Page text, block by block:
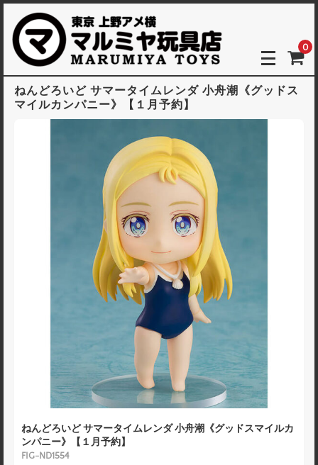
0
ねんどろいど サマータイムレンダ 小舟潮《グッドス
マイルカンパニー》【１月予約】
ねんどろいど サマータイムレンダ 小舟潮《グッドスマイルカ
ンパニー》【１月予約】
FIG-ND1554